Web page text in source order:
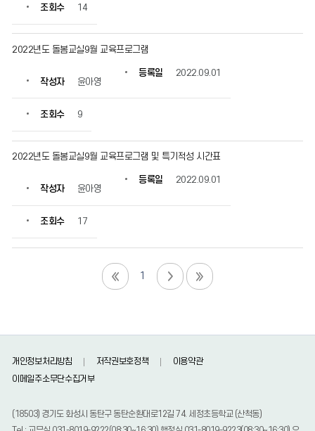
조회수 14
2022년도 돌봄교실9월 교육프로그램
작성자 윤아영
등록일 2022.09.01
조회수 9
2022년도 돌봄교실9월 교육프로그램 및 특기적성 시간표
작성자 윤아영
등록일 2022.09.01
조회수 17
1
개인정보처리방침 저작권보호정책
이용약관
이메일주소무단수집거부
(18503) 경기도 화성시 동탄구 동탄순환대로12길 74. 세정초등학교 (산척동)